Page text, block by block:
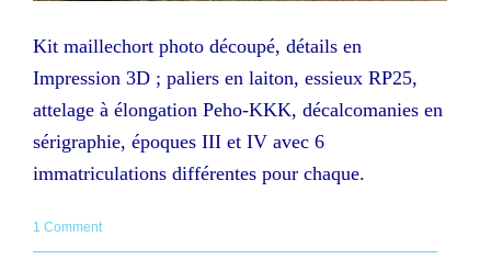
Kit maillechort photo découpé, détails en
Impression 3D ; paliers en laiton, essieux RP25,
attelage à élongation Peho-KKK, décalcomanies en
sérigraphie, époques III et IV avec 6
immatriculations différentes pour chaque.
1 Comment